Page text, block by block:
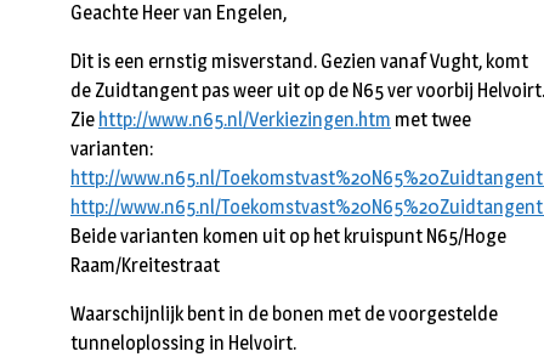
Geachte Heer van Engelen,
Dit is een ernstig misverstand. Gezien vanaf Vught, komt
de Zuidtangent pas weer uit op de N65 ver voorbij Helvoirt.
Zie http://www.n65.nl/Verkiezingen.htm met twee
varianten:
http://www.n65.nl/
http://www.n65.nl/
Beide varianten komen uit op het kruispunt N65/Hoge
Raam/Kreitestraat
Waarschijnlijk bent in de bonen met de voorgestelde
tunneloplossing in Helvoirt.